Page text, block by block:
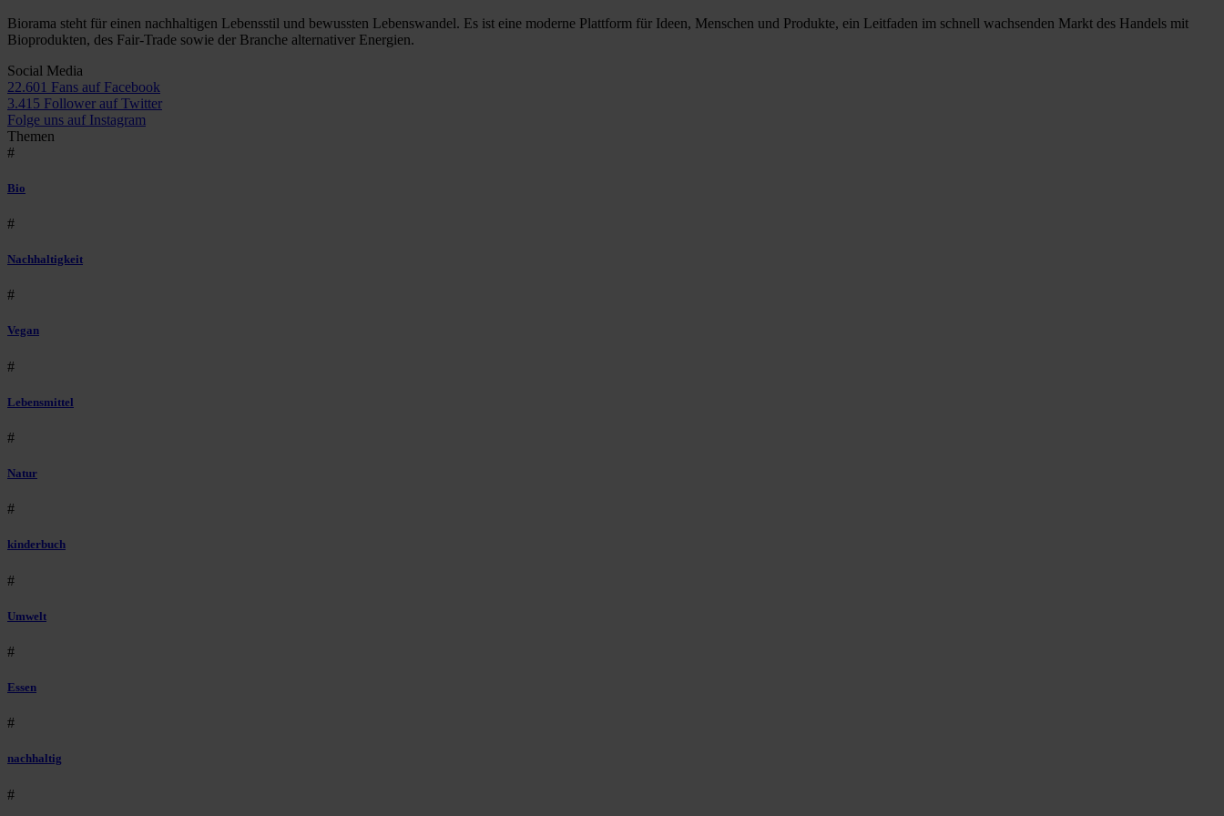
Biorama steht für einen nachhaltigen Lebensstil und bewussten Lebenswandel. Es ist eine moderne Plattform für Ideen, Menschen und Produkte, ein Leitfaden im schnell wachsenden Markt des Handels mit
Bioprodukten, des Fair-Trade sowie der Branche alternativer Energien.
Social Media
22.601 Fans auf Facebook
3.415 Follower auf Twitter
Folge uns auf Instagram
Themen
#
Bio
#
Nachhaltigkeit
#
Vegan
#
Lebensmittel
#
Natur
#
kinderbuch
#
Umwelt
#
Essen
#
nachhaltig
#